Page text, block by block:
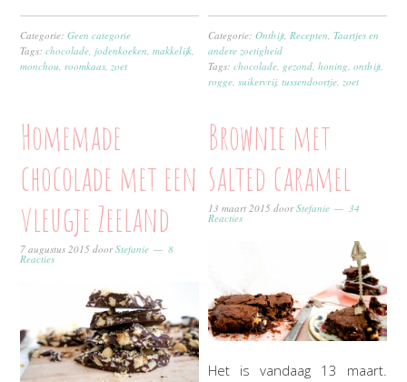
Categorie:Geen categorie
Tags:chocolade,jodenkoeken,makkelijk,
monchou,roomkaas,zoet
Categorie:Ontbijt,Recepten,Taartjes en
andere zoetigheid
Tags:chocolade, gezond,honing,ontbijt,
rogge,suikervrij,tussendoortje,zoet
Homemade
chocolade met een
vleugje Zeeland
7 augustus 2015 doorStefanie 8
Reacties
Brownie met
salted caramel
13 maart 2015 doorStefanie 34
Reacties
Het is vandaag 13 maart.